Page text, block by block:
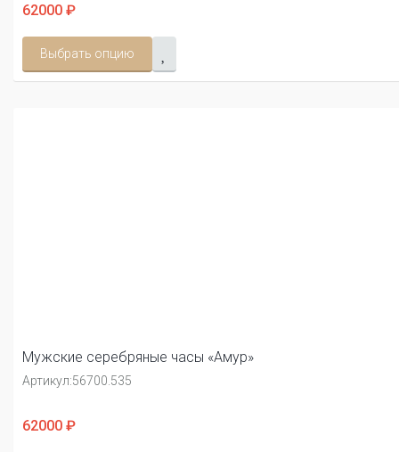
62000 ₽
Выбрать опцию
Мужские серебряные часы «Амур»
Артикул:56700.535
62000 ₽